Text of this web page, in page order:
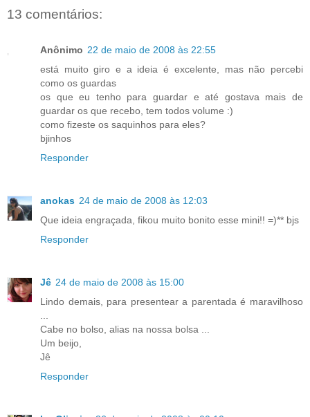
13 comentários:
Anônimo 22 de maio de 2008 às 22:55
está muito giro e a ideia é excelente, mas não percebi
como os guardas
os que eu tenho para guardar e até gostava mais de
guardar os que recebo, tem todos volume :)
como fizeste os saquinhos para eles?
bjinhos
Responder
anokas 24 de maio de 2008 às 12:03
Que ideia engraçada, fikou muito bonito esse mini!! =)** bjs
Responder
Jê 24 de maio de 2008 às 15:00
Lindo demais, para presentear a parentada é maravilhoso
Cabe no bolso, alias na nossa bolsa ...
Um beijo,
Jê
Responder